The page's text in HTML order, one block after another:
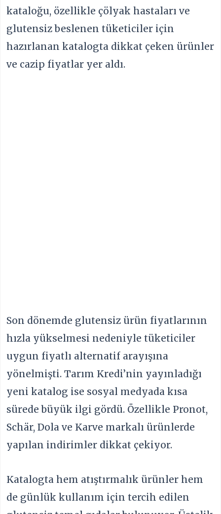
kataloğu, özellikle çölyak hastaları ve
glutensiz beslenen tüketiciler için
hazırlanan katalogta dikkat çeken ürünler
ve cazip fiyatlar yer aldı.
Son dönemde glutensiz ürün fiyatlarının
hızla yükselmesi nedeniyle tüketiciler
uygun fiyatlı alternatif arayışına
yönelmişti. Tarım Kredi’nin yayınladığı
yeni katalog ise sosyal medyada kısa
sürede büyük ilgi gördü. Özellikle Pronot,
Schär, Dola ve Karve markalı ürünlerde
yapılan indirimler dikkat çekiyor.
Katalogta hem atıştırmalık ürünler hem
de günlük kullanım için tercih edilen